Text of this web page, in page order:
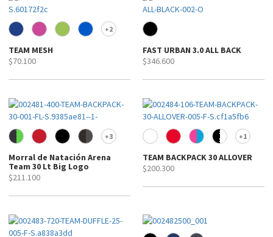
+2
TEAM MESH
$70.100
FAST URBAN 3.0 ALL BACK
$346.600
+3
Morral de Natación Arena
Team 30 Lt Big Logo
$211.100
+1
TEAM BACKPACK 30 ALLOVER
$200.300